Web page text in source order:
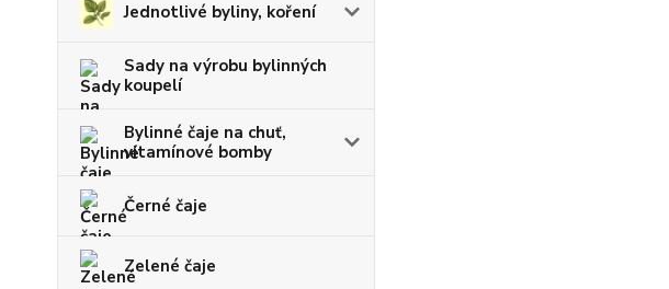
Jednotlivé byliny, koření
Sady na výrobu bylinných
koupelí
Bylinné čaje na chuť,
vitamínové bomby
Černé čaje
Zelené čaje